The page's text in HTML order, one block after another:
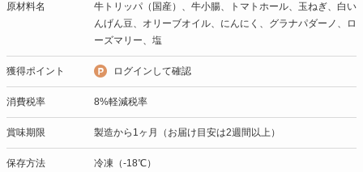
原材料名
牛トリッパ（国産）、牛小腸、トマトホール、玉ねぎ、白い
んげん豆、オリーブオイル、にんにく、グラナパダーノ、ロ
ーズマリー、塩
獲得ポイント ログインして確認
消費税率 8%軽減税率
賞味期限 製造から1ヶ月（お届け目安は2週間以上）
保存方法 冷凍（-18℃）